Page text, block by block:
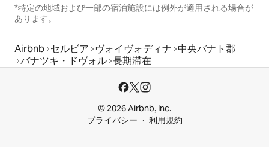
*特定の地域および一部の宿泊施設には例外が適用される場合が
あります。
Airbnb セルビア ヴォイヴォディナ 中央バナト郡
バナツキ・ドヴォル 長期滞在
© 2026 Airbnb, Inc.
プライバシー
利用規約